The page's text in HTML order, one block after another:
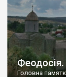
Головна